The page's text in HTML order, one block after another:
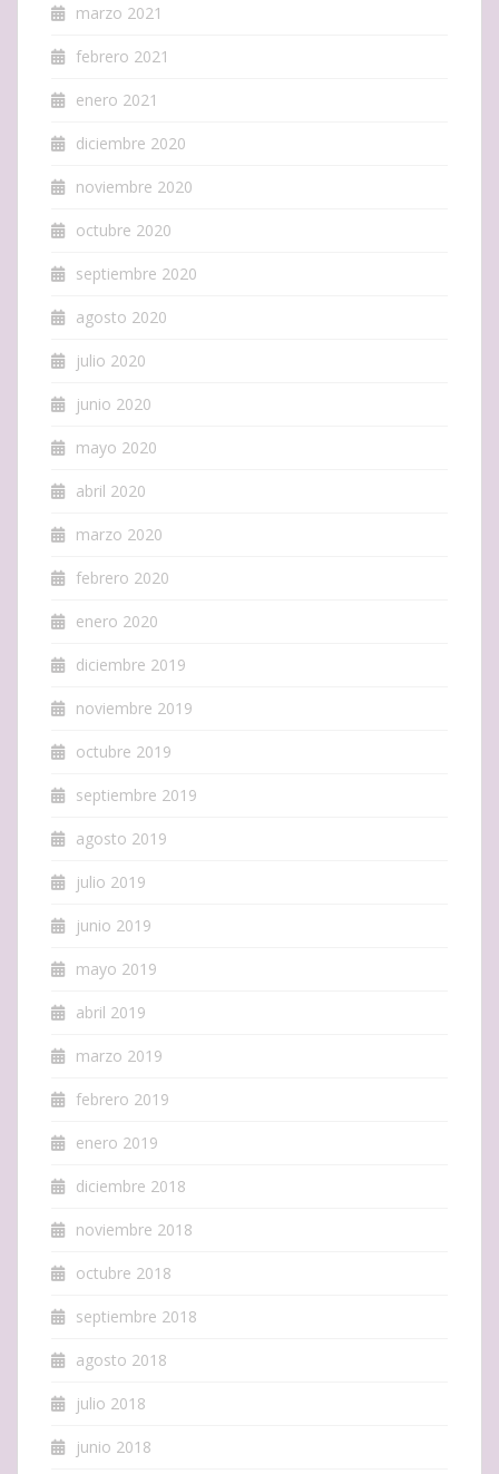
marzo 2021
febrero 2021
enero 2021
diciembre 2020
noviembre 2020
octubre 2020
septiembre 2020
agosto 2020
julio 2020
junio 2020
mayo 2020
abril 2020
marzo 2020
febrero 2020
enero 2020
diciembre 2019
noviembre 2019
octubre 2019
septiembre 2019
agosto 2019
julio 2019
junio 2019
mayo 2019
abril 2019
marzo 2019
febrero 2019
enero 2019
diciembre 2018
noviembre 2018
octubre 2018
septiembre 2018
agosto 2018
julio 2018
junio 2018